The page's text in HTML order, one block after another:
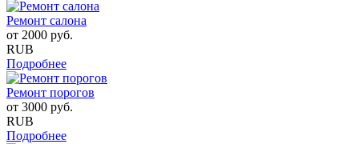
Ремонт салона
от 2000 руб.
RUB
Подробнее
Ремонт порогов
от 3000 руб.
RUB
Подробнее